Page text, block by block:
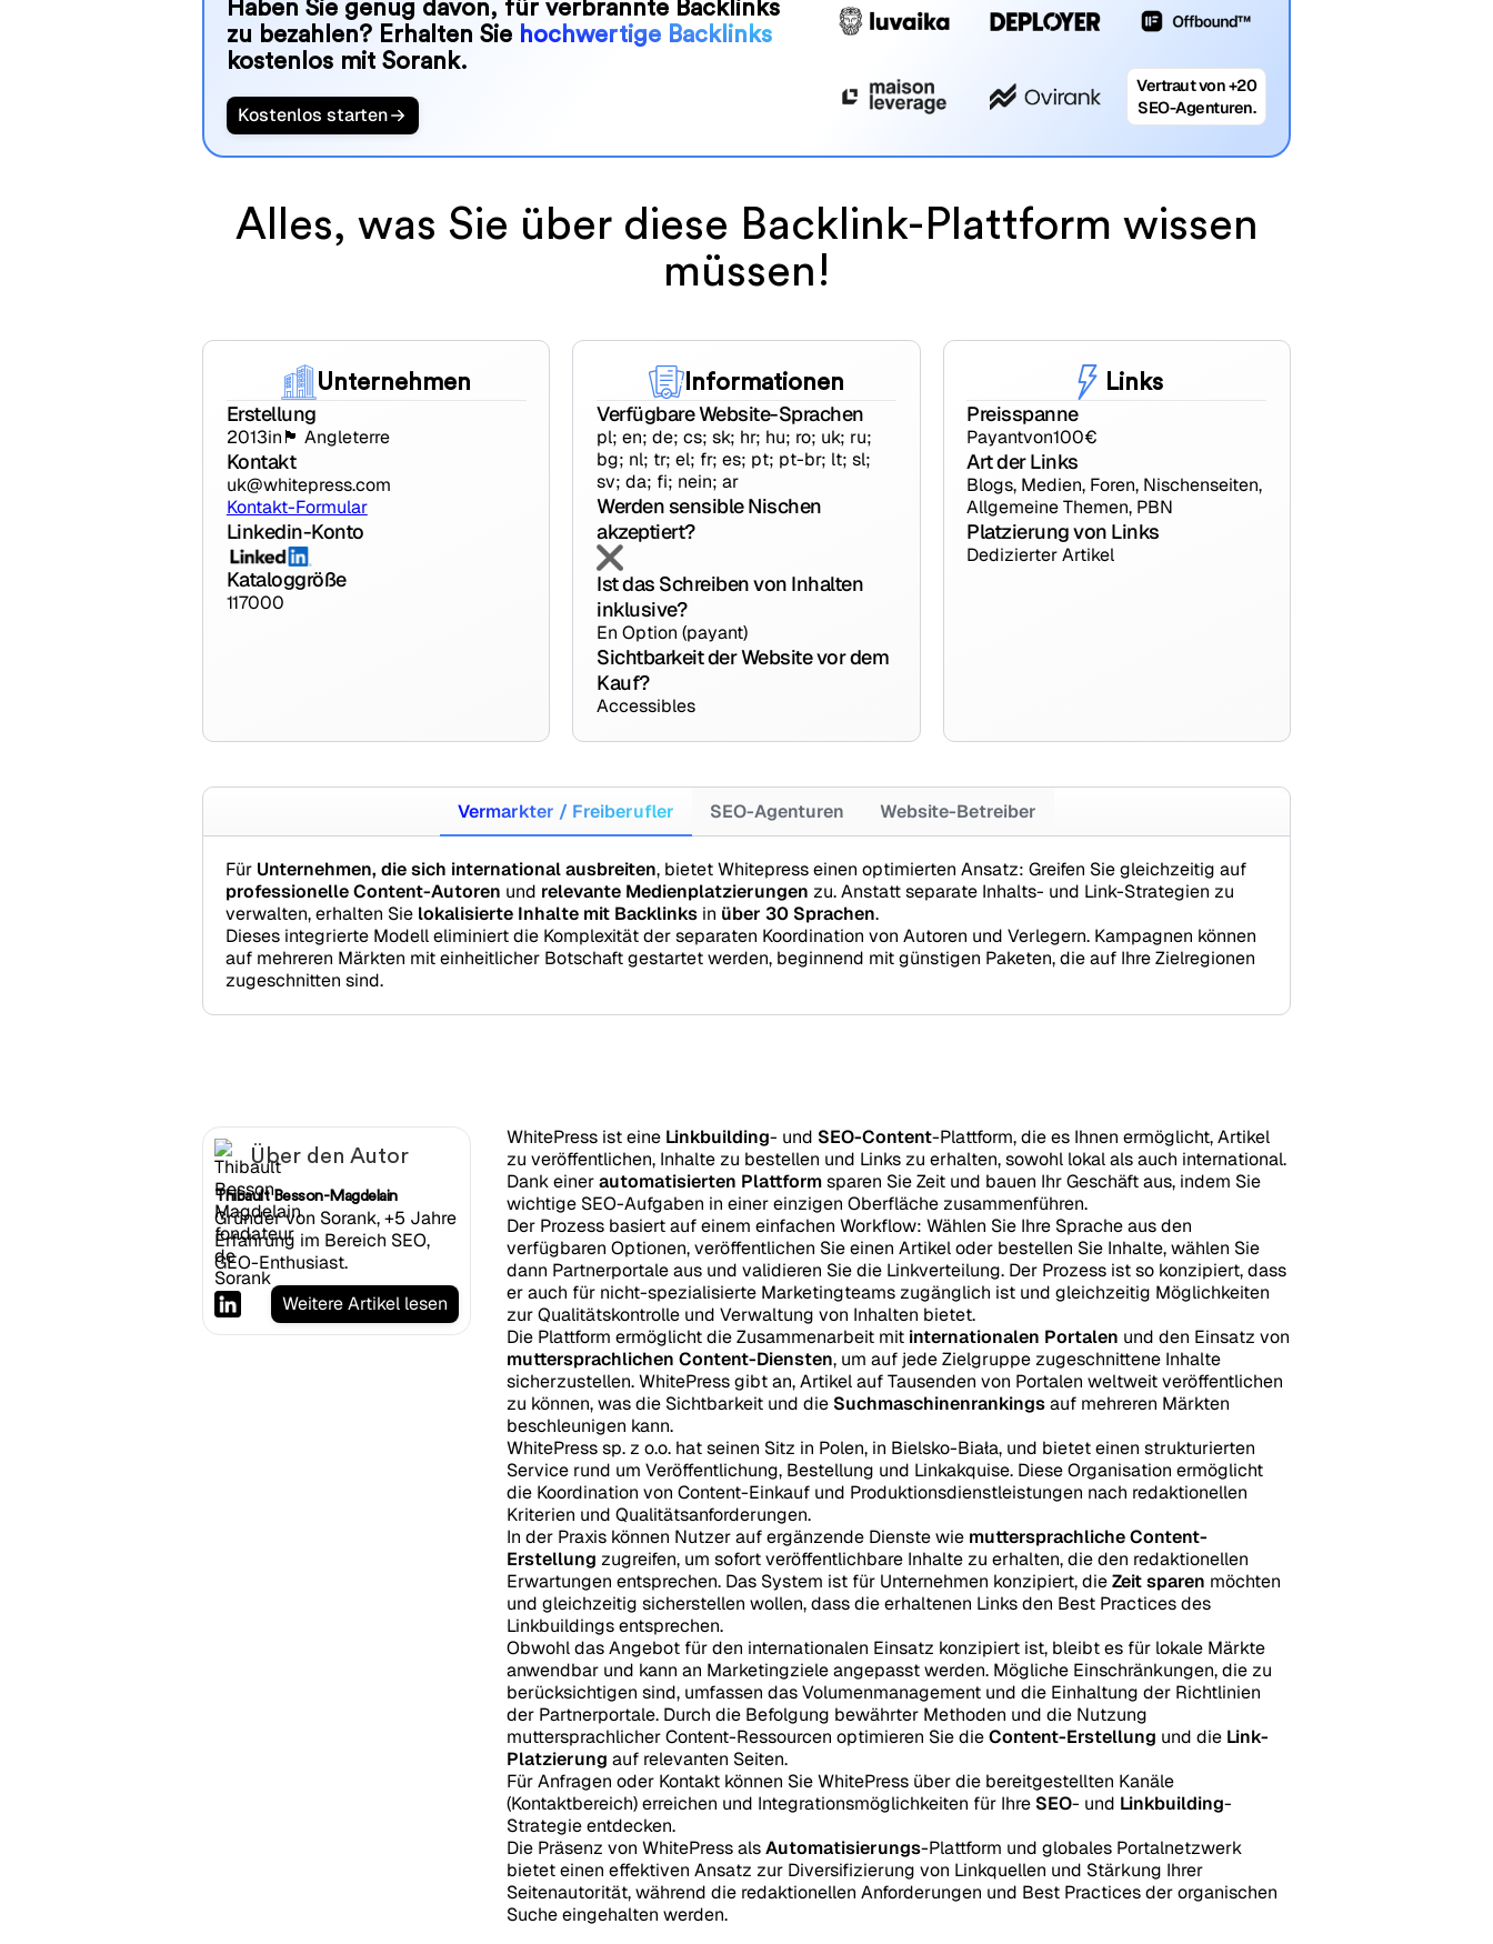
Haben Sie genug davon, für verbrannte Backlinks
zu bezahlen? Erhalten Sie hochwertige Backlinks
kostenlos mit Sorank.
Kostenlos starten
Vertraut von +20
SEO-Agenturen.
Alles, was Sie über diese Backlink-Plattform wissen
müssen!
Unternehmen
Erstellung
2013in🏴󠁧󠁢󠁥󠁮󠁧󠁿 Angleterre
Kontakt
uk@whitepress.com
Kontakt-Formular
Linkedin-Konto
Kataloggröße
117000
Informationen
Verfügbare Website-Sprachen
pl; en; de; cs; sk; hr; hu; ro; uk; ru;
bg; nl; tr; el; fr; es; pt; pt-br; lt; sl;
sv; da; fi; nein; ar
Werden sensible Nischen
akzeptiert?
Ist das Schreiben von Inhalten
inklusive?
En Option (payant)
Sichtbarkeit der Website vor dem
Kauf?
Accessibles
Links
Preisspanne
Payantvon100€
Art der Links
Blogs, Medien, Foren, Nischenseiten,
Allgemeine Themen, PBN
Platzierung von Links
Dedizierter Artikel
Vermarkter / Freiberufler SEO-Agenturen Website-Betreiber
Für Unternehmen, die sich international ausbreiten, bietet Whitepress einen optimierten Ansatz: Greifen Sie gleichzeitig auf
professionelle Content-Autoren und relevante Medienplatzierungen zu. Anstatt separate Inhalts- und Link-Strategien zu
verwalten, erhalten Sie lokalisierte Inhalte mit Backlinks in über 30 Sprachen.
Dieses integrierte Modell eliminiert die Komplexität der separaten Koordination von Autoren und Verlegern. Kampagnen können
auf mehreren Märkten mit einheitlicher Botschaft gestartet werden, beginnend mit günstigen Paketen, die auf Ihre Zielregionen
zugeschnitten sind.
Über den Autor
Thibault Besson-Magdelain
Gründer von Sorank, +5 Jahre
Erfahrung im Bereich SEO,
GEO-Enthusiast.
Weitere Artikel lesen
WhitePress ist eine Linkbuilding- und SEO-Content-Plattform, die es Ihnen ermöglicht, Artikel
zu veröffentlichen, Inhalte zu bestellen und Links zu erhalten, sowohl lokal als auch international.
Dank einerautomatisierten Plattformsparen Sie Zeit und bauen Ihr Geschäft aus, indem Sie
wichtige SEO-Aufgaben in einer einzigen Oberfläche zusammenführen.
Der Prozess basiert auf einem einfachen Workflow: Wählen Sie Ihre Sprache aus den
verfügbaren Optionen, veröffentlichen Sie einen Artikel oder bestellen Sie Inhalte, wählen Sie
dann Partnerportale aus und validieren Sie die Linkverteilung. Der Prozess ist so konzipiert, dass
er auch für nicht-spezialisierte Marketingteams zugänglich ist und gleichzeitig Möglichkeiten
zur Qualitätskontrolle und Verwaltung von Inhalten bietet.
Die Plattform ermöglicht die Zusammenarbeit mit internationalen Portalen und den Einsatz von
muttersprachlichen Content-Diensten, um auf jede Zielgruppe zugeschnittene Inhalte
sicherzustellen. WhitePress gibt an, Artikel auf Tausenden von Portalen weltweit veröffentlichen
zu können, was die Sichtbarkeit und die Suchmaschinenrankingsauf mehreren Märkten
beschleunigen kann.
WhitePress sp. z o.o. hat seinen Sitz in Polen, in Bielsko-Biała, und bietet einen strukturierten
Service rund um Veröffentlichung, Bestellung und Linkakquise. Diese Organisation ermöglicht
die Koordination von Content-Einkauf und Produktionsdienstleistungen nach redaktionellen
Kriterien und Qualitätsanforderungen.
In der Praxis können Nutzer auf ergänzende Dienste wie muttersprachliche Content-
Erstellung zugreifen, um sofort veröffentlichbare Inhalte zu erhalten, die den redaktionellen
Erwartungen entsprechen. Das System ist für Unternehmen konzipiert, dieZeit sparen möchten
und gleichzeitig sicherstellen wollen, dass die erhaltenen Links den Best Practices des
Linkbuildings entsprechen.
Obwohl das Angebot für den internationalen Einsatz konzipiert ist, bleibt es für lokale Märkte
anwendbar und kann an Marketingziele angepasst werden. Mögliche Einschränkungen, die zu
berücksichtigen sind, umfassen das Volumenmanagement und die Einhaltung der Richtlinien
der Partnerportale. Durch die Befolgung bewährter Methoden und die Nutzung
muttersprachlicher Content-Ressourcen optimieren Sie dieContent-Erstellung und die Link-
Platzierung auf relevanten Seiten.
Für Anfragen oder Kontakt können Sie WhitePress über die bereitgestellten Kanäle
(Kontaktbereich) erreichen und Integrationsmöglichkeiten für Ihre SEO- und Linkbuilding-
Strategie entdecken.
Die Präsenz von WhitePress alsAutomatisierungs-Plattform und globales Portalnetzwerk
bietet einen effektiven Ansatz zur Diversifizierung von Linkquellen und Stärkung Ihrer
Seitenautorität, während die redaktionellen Anforderungen und Best Practices der organischen
Suche eingehalten werden.